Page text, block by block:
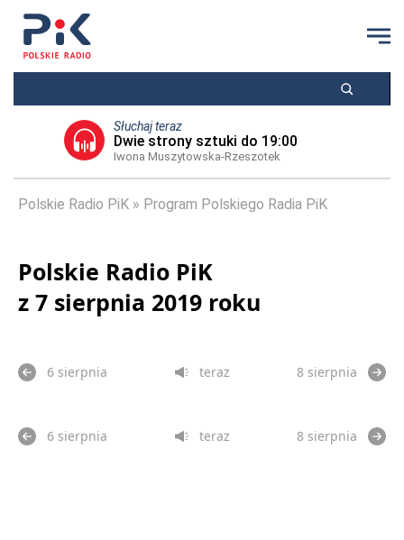
Słuchaj teraz
Dwie strony sztuki do 19:00
Iwona Muszytowska-Rzeszotek
Polskie Radio PiK Program Polskiego Radia PiK
Polskie Radio PiK
z 7 sierpnia 2019 roku
6 sierpnia teraz 8 sierpnia
6 sierpnia teraz 8 sierpnia